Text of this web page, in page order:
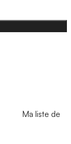
Ma liste de